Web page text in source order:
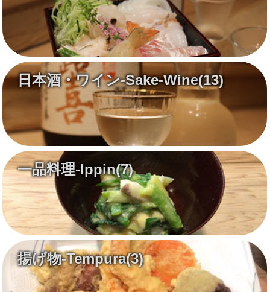
日本酒・ワイン-Sake-Wine(13)
一品料理-Ippin(7)
揚げ物-Tempura(3)